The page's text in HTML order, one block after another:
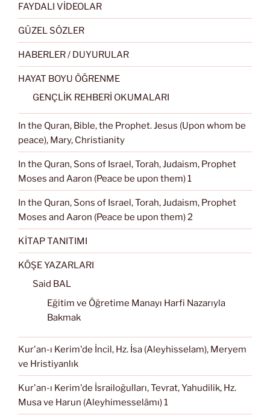
FAYDALI VİDEOLAR
GÜZEL SÖZLER
HABERLER / DUYURULAR
HAYAT BOYU ÖĞRENME
GENÇLİK REHBERİ OKUMALARI
In the Quran, Bible, the Prophet. Jesus (Upon whom be
peace), Mary, Christianity
In the Quran, Sons of Israel, Torah, Judaism, Prophet
Moses and Aaron (Peace be upon them) 1
In the Quran, Sons of Israel, Torah, Judaism, Prophet
Moses and Aaron (Peace be upon them) 2
KİTAP TANITIMI
KÖŞE YAZARLARI
Said BAL
Eğitim ve Öğretime Manayı Harfi Nazarıyla
Bakmak
Kur'an-ı Kerim'de İncil, Hz. İsa (Aleyhisselam), Meryem
ve Hristiyanlık
Kur'an-ı Kerim'de İsrailoğulları, Tevrat, Yahudilik, Hz.
Musa ve Harun (Aleyhimesselâmı) 1